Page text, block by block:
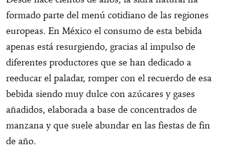
formado parte del menú cotidiano de las regiones
europeas. En México el consumo de esta bebida
apenas está resurgiendo, gracias al impulso de
diferentes productores que se han dedicado a
reeducar el paladar, romper con el recuerdo de esa
bebida siendo muy dulce con azúcares y gases
añadidos, elaborada a base de concentrados de
manzana y que suele abundar en las fiestas de fin
de año.